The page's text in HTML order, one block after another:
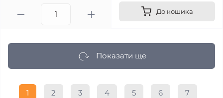
До кошика
Показати ще
1 2 3 4 5 6 7